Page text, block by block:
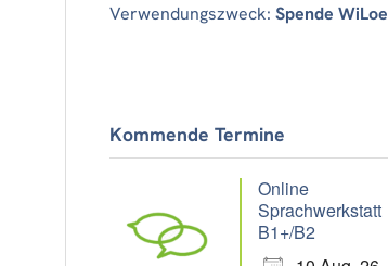
Verwendungszweck:Spende WiLoe
Kommende Termine
Online
Sprachwerkstatt
B1+/B2